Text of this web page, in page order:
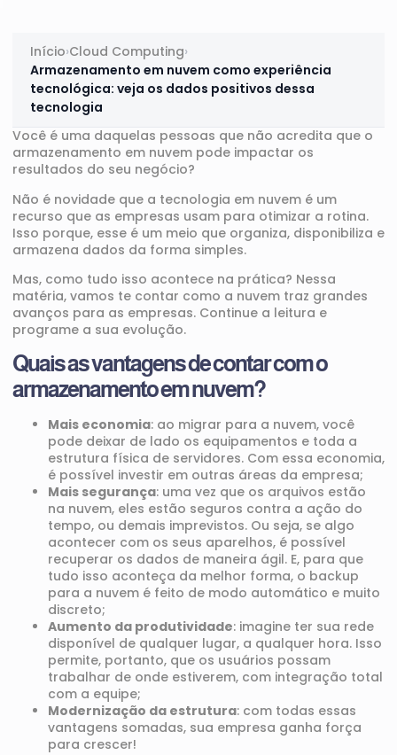
Início›Cloud Computing›
Armazenamento em nuvem como experiência
tecnológica: veja os dados positivos dessa
tecnologia
Você é uma daquelas pessoas que não acredita que o
armazenamento em nuvem pode impactar os
resultados do seu negócio?
Não é novidade que a tecnologia em nuvem é um
recurso que as empresas usam para otimizar a rotina.
Isso porque, esse é um meio que organiza, disponibiliza e
armazena dados da forma simples.
Mas, como tudo isso acontece na prática? Nessa
matéria, vamos te contar como a nuvem traz grandes
avanços para as empresas. Continue a leitura e
programe a sua evolução.
Quais as vantagens de contar com o
armazenamento em nuvem?
Mais economia: ao migrar para a nuvem, você
pode deixar de lado os equipamentos e toda a
estrutura física de servidores. Com essa economia,
é possível investir em outras áreas da empresa;
Mais segurança: uma vez que os arquivos estão
na nuvem, eles estão seguros contra a ação do
tempo, ou demais imprevistos. Ou seja, se algo
acontecer com os seus aparelhos, é possível
recuperar os dados de maneira ágil. E, para que
tudo isso aconteça da melhor forma, o backup
para a nuvem é feito de modo automático e muito
discreto;
Aumento da produtividade: imagine ter sua rede
disponível de qualquer lugar, a qualquer hora. Isso
permite, portanto, que os usuários possam
trabalhar de onde estiverem, com integração total
com a equipe;
Modernização da estrutura: com todas essas
vantagens somadas, sua empresa ganha força
para crescer!